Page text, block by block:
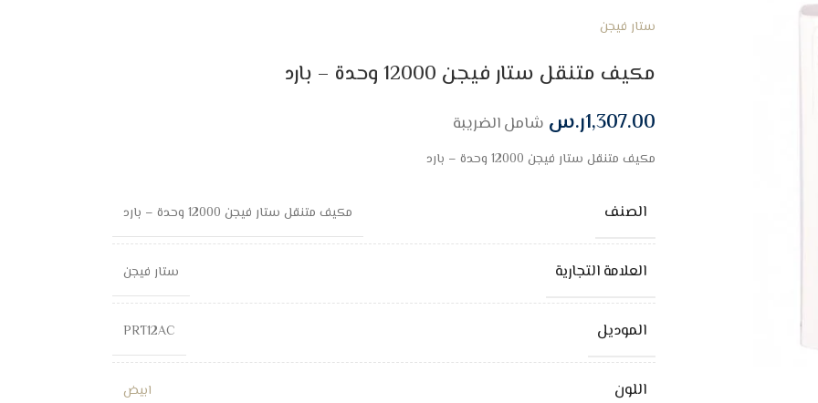
ستار فيجن
مكيف متنقل ستار فيجن 12000 وحدة – بارد
1,307.00ر.س شامل الضريبة
مكيف متنقل ستار فيجن 12000 وحدة – بارد
الصنف مكيف متنقل ستار فيجن 12000 وحدة – بارد
العلامة التجارية ستار فيجن
الموديل PRT12AC
اللون ابيض